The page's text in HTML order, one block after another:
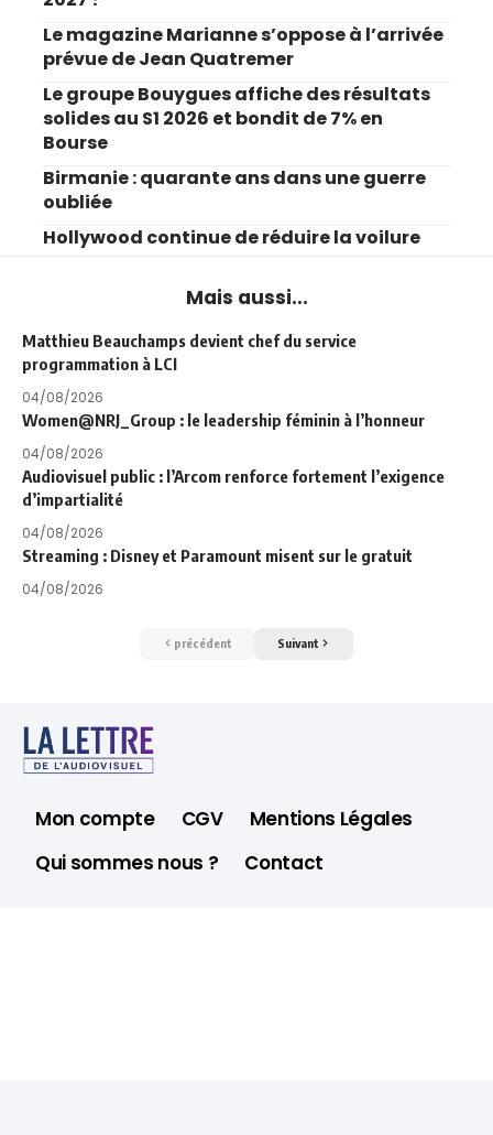
Le magazine Marianne s’oppose à l’arrivée
prévue de Jean Quatremer
Le groupe Bouygues affiche des résultats
solides au S1 2026 et bondit de 7% en
Bourse
Birmanie : quarante ans dans une guerre
oubliée
Hollywood continue de réduire la voilure
Mais aussi...
Matthieu Beauchamps devient chef du service
programmation à LCI
04/08/2026
Women@NRJ_Group : le leadership féminin à l’honneur
04/08/2026
Audiovisuel public : l’Arcom renforce fortement l’exigence
d’impartialité
04/08/2026
Streaming : Disney et Paramount misent sur le gratuit
04/08/2026
précédent Suivant
Mon compte CGV
Mentions Légales
Qui sommes nous ?
Contact